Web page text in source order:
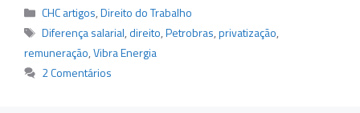
Categorias
CHC artigos,Direito do Trabalho
Tags
Diferença salarial,direito,Petrobras,privatização,
remuneração,Vibra Energia
2 Comentários